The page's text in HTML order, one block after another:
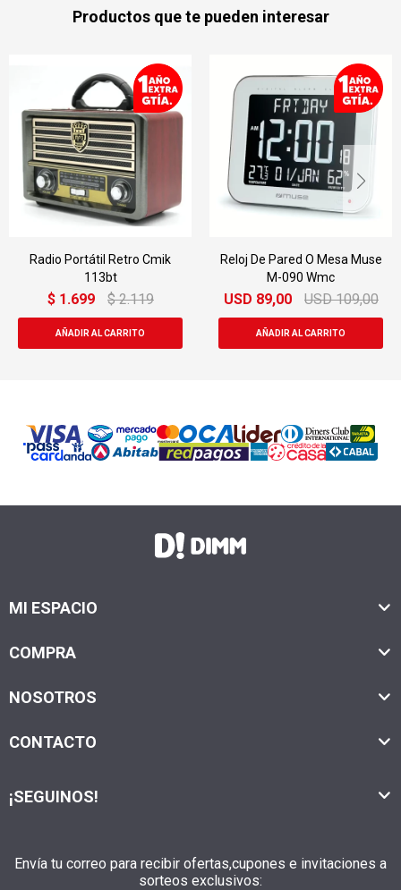
Productos que te pueden interesar
Radio Portátil Retro Cmik
113bt
$ 1.699 $ 2.119
Reloj De Pared O Mesa Muse
M-090 Wmc
USD 89,00 USD 109,00
MI ESPACIO
COMPRA
NOSOTROS
CONTACTO
Envía tu correo para recibir ofertas,cupones e invitaciones a
sorteos exclusivos:
¡SEGUINOS!